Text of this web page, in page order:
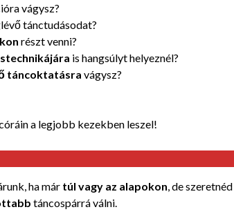
vágysz?
tánctudásodat?
részt venni?
is hangsúlyt helyeznél?
táncoktatásra vágysz?
a legjobb kezekben leszel!
ha már túl vagy az alapokon, de
táncospárrá válni.